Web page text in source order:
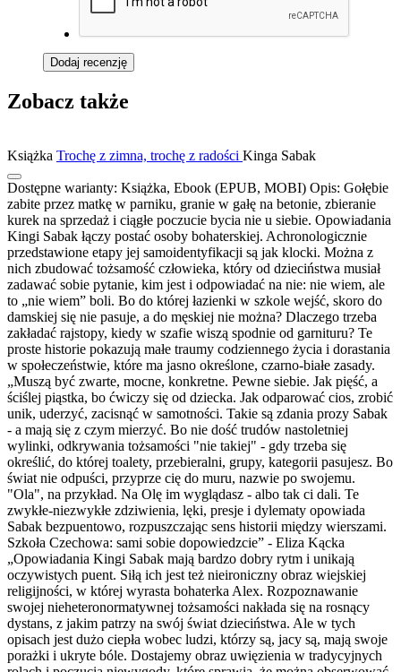
Dodaj recenzję
Zobacz także
Książka Trochę z zimna, trochę z radości Kinga Sabak
Dostępne warianty: Książka, Ebook (EPUB, MOBI) Opis: Gołębie
zabite przez matkę w parniku, granie w gałę na betonie, zbieranie
kurek na sprzedaż i ciągłe poczucie bycia nie u siebie. Opowiadania
Kingi Sabak łączy postać osoby bohaterskiej. Achronologicznie
przedstawione etapy jej samoidentyfikacji są jak klocki. Można z
nich zbudować tożsamość człowieka, który od dzieciństwa musiał
zadawać sobie pytanie, kim jest i odpowiadać na nie: nie wiem, ale
to „nie wiem” boli. Bo do której łazienki w szkole wejść, skoro do
damskiej się nie pasuje, a do męskiej nie można? Dlaczego trzeba
zakładać rajstopy, kiedy w szafie wiszą spodnie od garnituru? Te
proste historie pokazują małe traumy codziennego życia i dorastania
w społeczeństwie, które ma jasno określone, czarno-białe zasady.
„Muszą być zwarte, mocne, konkretne. Pewne siebie. Jak pięść, a
ściślej piąstka, bo ćwiczy się od dziecka. Jak odparować cios, zrobić
unik, uderzyć, zacisnąć w samotności. Takie są zdania prozy Sabak
- a mają się z czym mierzyć. Bo nie dość trudów nastoletniej
wylinki, odkrywania tożsamości "nie takiej" - gdy trzeba się
określić, do której toalety, przebieralni, grupy, kategorii pasujesz. Bo
świat nie odpuści, przyprze cię do muru, nazwie po swojemu.
"Ola", na przykład. Na Olę im wyglądasz - albo tak ci dali. Te
zwykłe-niezwykłe zdziwienia, lęki, presje i dylematy opowiada
Sabak bezpuentowo, rozpuszczając sens historii między wierszami.
Szkoła Czechowa: sami sobie dopowiedzcie” - Eliza Kącka
„Opowiadania Kingi Sabak mają bardzo dobry rytm i unikają
oczywistych puent. Siłą ich jest też nieironiczny obraz wiejskiej
religijności, w której wyrasta bohaterka Alex. Rozpoznawanie
swojej nieheteronormatywnej tożsamości nakłada się na rosnący
dystans, z jakim patrzy na swój świat dzieciństwa. Ale w tych
opisach jest dużo ciepła wobec ludzi, którzy są, jacy są, mają swoje
porażki i ukryte bóle. Dostajemy obraz uwięzienia w tradycyjnych